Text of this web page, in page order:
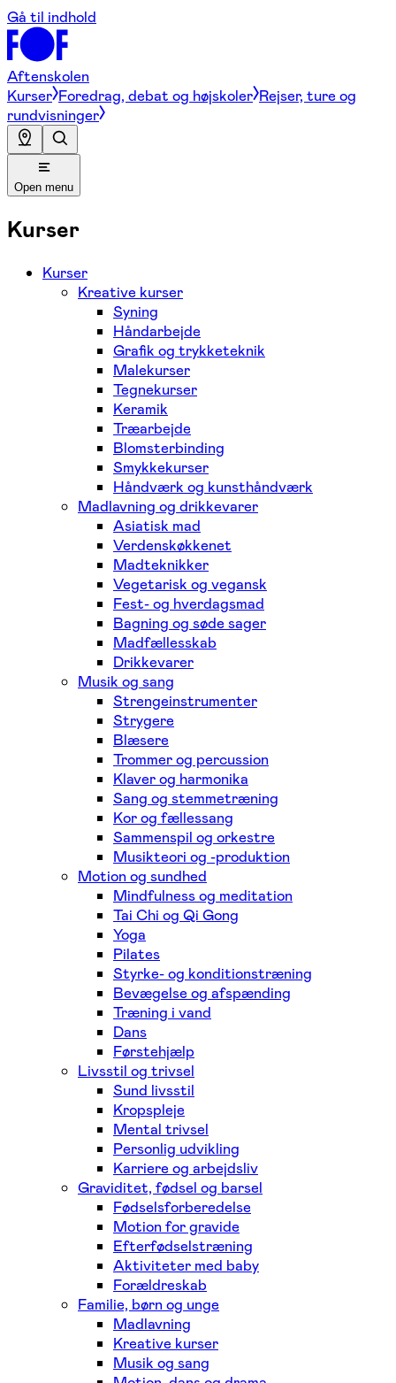
Gå til indhold
Aftenskolen
Kurser Foredrag, debat og højskoler Rejser, ture og
rundvisninger
Open menu
Kurser
Kurser
Kreative kurser
Syning
Håndarbejde
Grafik og trykketeknik
Malekurser
Tegnekurser
Keramik
Træarbejde
Blomsterbinding
Smykkekurser
Håndværk og kunsthåndværk
Madlavning og drikkevarer
Asiatisk mad
Verdenskøkkenet
Madteknikker
Vegetarisk og vegansk
Fest- og hverdagsmad
Bagning og søde sager
Madfællesskab
Drikkevarer
Musik og sang
Strengeinstrumenter
Strygere
Blæsere
Trommer og percussion
Klaver og harmonika
Sang og stemmetræning
Kor og fællessang
Sammenspil og orkestre
Musikteori og -produktion
Motion og sundhed
Mindfulness og meditation
Tai Chi og Qi Gong
Yoga
Pilates
Styrke- og konditionstræning
Bevægelse og afspænding
Træning i vand
Dans
Førstehjælp
Livsstil og trivsel
Sund livsstil
Kropspleje
Mental trivsel
Personlig udvikling
Karriere og arbejdsliv
Graviditet, fødsel og barsel
Fødselsforberedelse
Motion for gravide
Efterfødselstræning
Aktiviteter med baby
Forældreskab
Familie, børn og unge
Madlavning
Kreative kurser
Musik og sang